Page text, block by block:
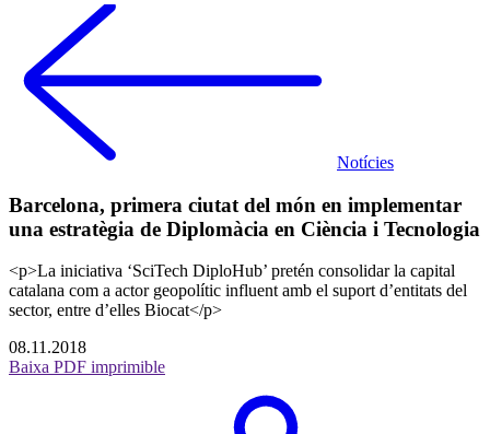
Notícies
Barcelona, primera ciutat del món en implementar
una estratègia de Diplomàcia en Ciència i Tecnologia
<p>La iniciativa ‘SciTech DiploHub’ pretén consolidar la capital
catalana com a actor geopolític influent amb el suport d’entitats del
sector, entre d’elles Biocat</p>
08.11.2018
Baixa PDF imprimible